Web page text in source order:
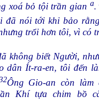
xoá bỏ tội trần gian a.
đã nói tới khi bảo
trổi hơn tôi, vì có
không biết Người,
dânÍt-ra-en, tôi đến
Ông Gio-an còn làm
Khí tựa chim bồ